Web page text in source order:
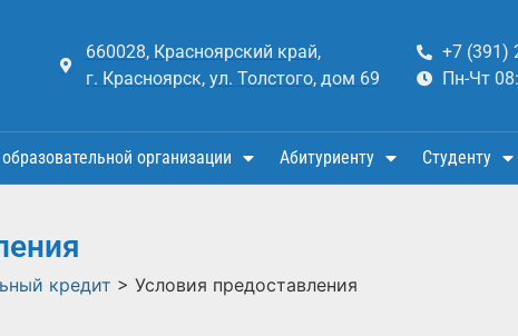
660028, Красноярский край,
г. Красноярск, ул. Толстого, дом 69
+7 (391)
Пн-Чт
организации Абитуриенту Студенту
кредит > Условия предоставления